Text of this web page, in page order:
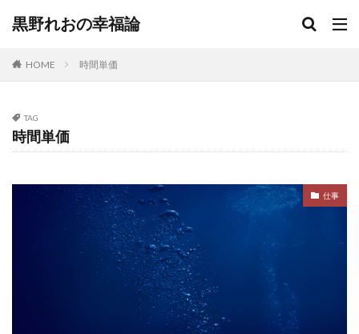
黒野れおの幸福論
HOME 時間単価
TAG
時間単価
仕事